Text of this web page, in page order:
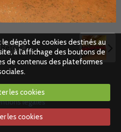
Retour
légales
le dépôt de cookies destinés au
à l'affichage des boutons de
de contenus des plateformes
les cookies
les cookies